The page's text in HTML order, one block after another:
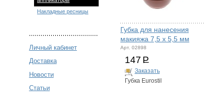
Накладные ресницы
Личный кабинет
Доставка
Новости
Статьи
Губка для нанесения
макияжа 7,5 х 5,5 мм
Арт. 02898
147 Р
Заказать
Губка Eurostil